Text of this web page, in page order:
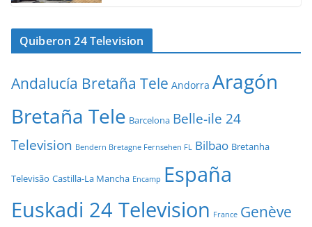
Quiberon 24 Television
Andalucía Bretaña Tele Andorra Aragón
Bretaña Tele Barcelona Belle-ile 24
Television Bendern Bretagne Fernsehen FL Bilbao Bretanha
Televisão Castilla-La Mancha Encamp España
Euskadi 24 Television France Genève